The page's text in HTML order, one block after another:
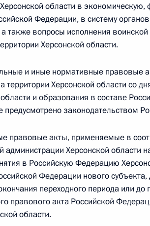
конституционный
Запорожской области и
области
конституционный
Луганской Народной Республики
года, 10:15
конституционный
Донецкой Народной Республики и
области в
Федерации, в систему
также вопросы исполнения
Херсонской области.
и иные нормативные правовые
территории Херсонской области со
и образования в составе
предусмотрено законодательством
правовые акты, применяемые в
администрации Херсонской области
в Российскую Федерацию
Федерации нового
переходного периода или до
правового акта Российской
области.